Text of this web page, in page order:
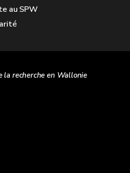
au SPW
la recherche en Wallonie